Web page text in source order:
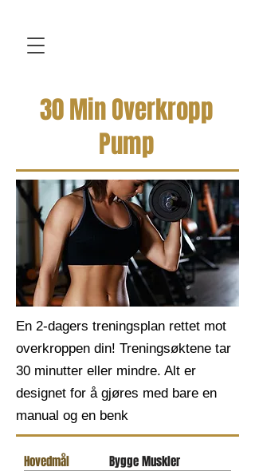
30 Min Overkropp
Pump
En 2-dagers treningsplan rettet mot
overkroppen din! Treningsøktene tar
30 minutter eller mindre. Alt er
designet for å gjøres med bare en
manual og en benk
Hovedmål
Bygge Muskler